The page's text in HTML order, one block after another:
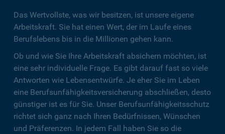
Das Wertvollste, was wir besitzen, ist unsere eigene
Arbeitskraft. Sie hat einen Wert, der im Laufe eines
Berufslebens bis in die Millionen gehen kann.
Ob und wie Sie Ihre Arbeitskraft absichern möchten, ist
eine sehr individuelle Frage. Es gibt darauf fast so viele
Antworten wie Lebensentwürfe. Je eher Sie im Leben
eine Berufsunfähigkeitsversicherung abschließen, desto
günstiger ist es für Sie. Unser Berufsunfähigkeitsschutz
richtet sich ganz nach Ihren Bedürfnissen, Wünschen
und Präferenzen. In jedem Fall haben Sie so die